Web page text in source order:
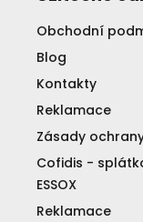
Obchodní
Blog
Kontakty
Reklamace
Zásady
Cofidis -
ESSOX
Reklamace